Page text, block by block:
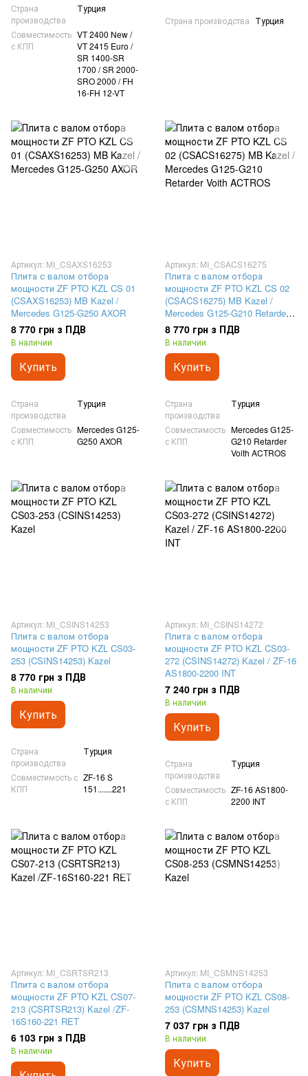
Страна
производства
Турция
Совместимость
с КПП
VT 2400 New /
VT 2415 Euro /
SR 1400-SR
1700 / SR 2000-
SRO 2000 / FH
16-FH 12-VT
Страна производства Турция
Артикул: MI_CSAXS16253
Плита с валом отбора
мощности ZF PTO KZL CS 01
(CSAXS16253) MB Kazel /
Mercedes G125-G250 AXOR
8 770 грн з ПДВ
В наличии
Купить
Страна
производства
Турция
Совместимость
с КПП
Mercedes G125-
G250 AXOR
Артикул: MI_CSACS16275
Плита с валом отбора
мощности ZF PTO KZL CS 02
(CSACS16275) MB Kazel /
Mercedes G125-G210 Retarder
Voith ACTROS
8 770 грн з ПДВ
В наличии
Купить
Страна
производства
Турция
Совместимость
с КПП
Mercedes G125-
G210 Retarder
Voith ACTROS
Артикул: MI_CSINS14253
Плита с валом отбора
мощности ZF PTO KZL CS03-
253 (CSINS14253) Kazel
8 770 грн з ПДВ
В наличии
Купить
Страна
производства
Турция
Совместимость с
КПП
ZF-16 S
151.......221
Артикул: MI_CSINS14272
Плита с валом отбора
мощности ZF PTO KZL CS03-
272 (CSINS14272) Kazel / ZF-16
AS1800-2200 INT
7 240 грн з ПДВ
В наличии
Купить
Страна
производства
Турция
Совместимость
с КПП
ZF-16 AS1800-
2200 INT
Артикул: MI_CSRTSR213
Плита с валом отбора
мощности ZF PTO KZL CS07-
213 (CSRTSR213) Kazel /ZF-
16S160-221 RET
6 103 грн з ПДВ
В наличии
Артикул: MI_CSMNS14253
Плита с валом отбора
мощности ZF PTO KZL CS08-
253 (CSMNS14253) Kazel
7 037 грн з ПДВ
В наличии
Купить